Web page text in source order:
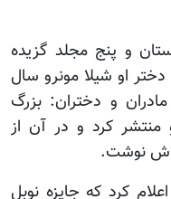
مجموعه داستان و پنج مجلد گزیده
او شیلا مونرو سال
مادران و دختران: بزرگ
کرد و در آن از
نوشت.
سوئد اعلام کرد که جایزه نوبل